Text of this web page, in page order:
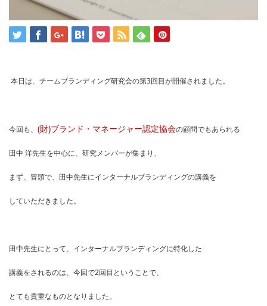
本日は、チームブランディング研究会の第3回目が開催されました。
今回も、 (財)ブランド・マネージャー認定協会の顧問でもあられる
田中 洋先生を中心に、研究メンバーが集まり、
まず、冒頭で、田中先生にインターナルブランディングの講義を
していただきました。
田中先生にとって、インターナルブランディングに特化した
講義をされるのは、今回で2回目ということで、
とても貴重なものとなりました。